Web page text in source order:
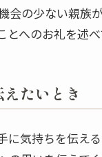
の少ない親族
へのお礼を述
たいとき
気持ちを伝え